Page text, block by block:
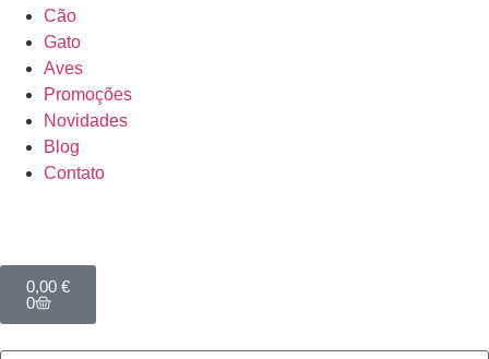
Cão
Gato
Aves
Promoções
Novidades
Blog
Contato
0,00 €
0